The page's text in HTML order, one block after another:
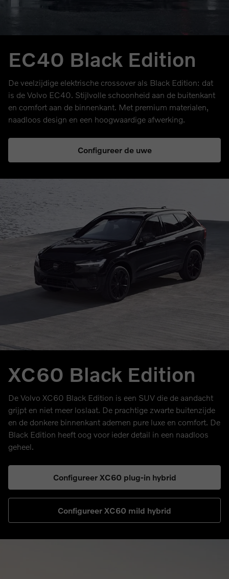
EC40 Black Edition
De veelzijdige elektrische crossover als Black Edition: dat
is de Volvo EC40. Stijlvolle schoonheid aan de buitenkant
en comfort aan de binnenkant. Met premium materialen,
naadloos design en een hoogwaardige afwerking.
Configureer de uwe
XC60 Black Edition
De Volvo XC60 Black Edition is een SUV die de aandacht
grijpt en niet meer loslaat. De prachtige zwarte buitenzijde
en de donkere binnenkant ademen pure luxe en comfort. De
Black Edition heeft oog voor ieder detail in een naadloos
geheel.
Configureer XC60 plug-in hybrid
Configureer XC60 mild hybrid